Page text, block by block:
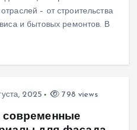
– от строительства
и бытовых ремонтов. В
2025 798 views